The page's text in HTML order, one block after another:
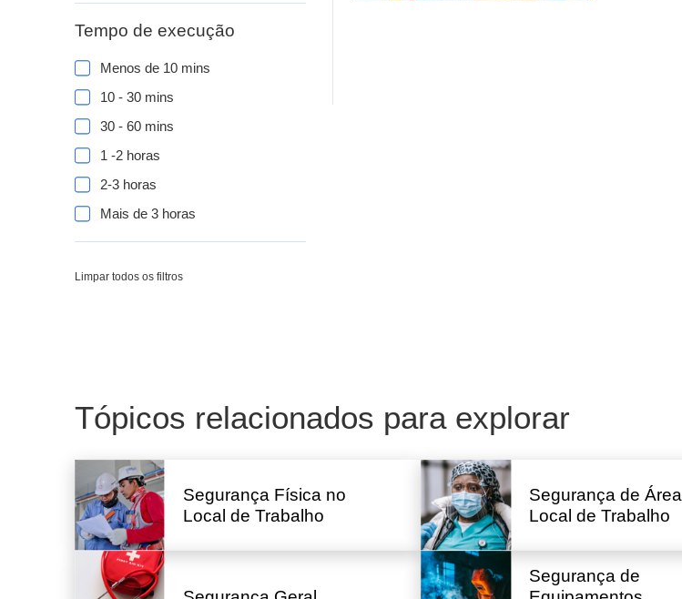
Tempo de execução
Menos de 10 mins
10 - 30 mins
30 - 60 mins
1 -2 horas
2-3 horas
Mais de 3 horas
Limpar todos os filtros
Tópicos relacionados para explorar
Segurança Física no
Local de Trabalho
Segurança de
Local de Trabalho
Segurança de